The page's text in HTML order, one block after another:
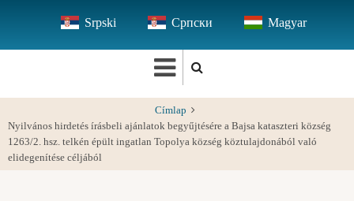
tartalomra
Srpski Српски Magyar
Címlap
Nyilvános hirdetés írásbeli ajánlatok begyűjtésére a Bajsa kataszteri község
1263/2. hsz. telkén épült ingatlan Topolya község köztulajdonából való
elidegenítése céljából